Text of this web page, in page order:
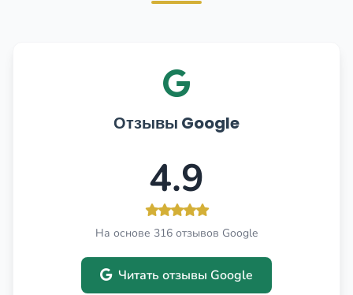
Отзывы Google
4.9
На основе 316 отзывов Google
Читать отзывы Google